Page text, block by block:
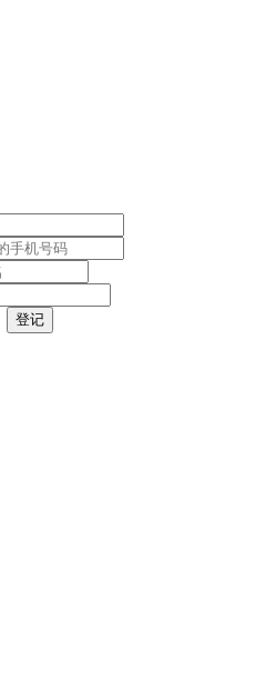
登记